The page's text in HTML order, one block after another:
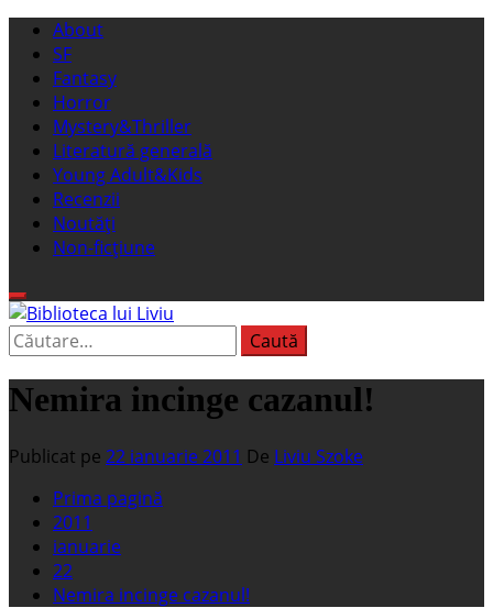
Sari
conținut
Meniu
principal
About
SF
Fantasy
Horror
Mystery&Thriller
Literatură generală
Young Adult&Kids
Recenzii
Noutăți
Non-ficțiune
Biblioteca lui Liviu
Fostul blog FanSF
Caută
după:
Nemira incinge cazanul!
Publicat pe 22 ianuarie 2011 De Liviu Szoke
Prima pagină
2011
ianuarie
22
Nemira incinge cazanul!